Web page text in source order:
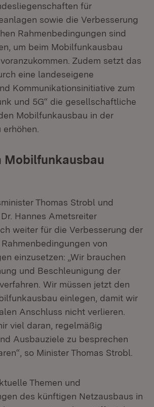
für
sowie die Verbesserung
Rahmenbedingungen sind
um beim Mobilfunkausbau
Zudem setzt das
eine landeseigene
Kommunikationsinitiative zum
und 5G“ die gesellschaftliche
Mobilfunkausbau in der
Mobilfunkausbau
Thomas Strobl und
Hannes Ametsreiter
weiter für die Verbesserung der
von
einzusetzen: „Wir brauchen
und Beschleunigung der
Wir müssen jetzt den
einlegen, damit wir
Anschluss nicht verlieren.
viel daran, regelmäßig
Ausbauziele zu besprechen
so Minister Thomas Strobl.
Themen und
des künftigen Netzausbaus in